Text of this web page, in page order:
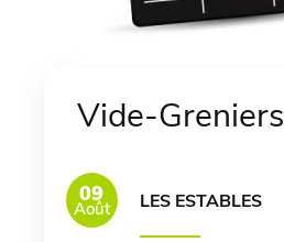
Vide-Greniers
09
Août LES ESTABLES